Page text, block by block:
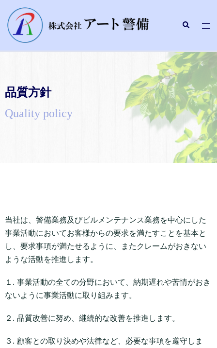
品質方針
Quality policy
当社は、警備業務及びビルメンテナンス業務を中心にした
事業活動においてお客様からの要求を満たすことを基本と
し、要求事項が満たせるように、またクレームがおきない
ような活動を推進します。
１. 事業活動の全ての分野において、納期遅れや苦情がおき
ないように事業活動に取り組みます。
２. 品質改善に努め、継続的な改善を推進します。
３. 顧客との取り決めや法律など、必要な事項を遵守しま